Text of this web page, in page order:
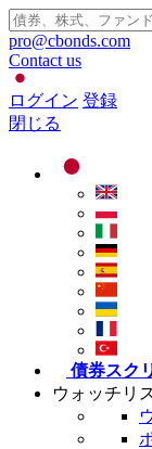
pro@cbonds.com
Contact us
ログイン 登録
閉じる
債券スク
ウォッチリ